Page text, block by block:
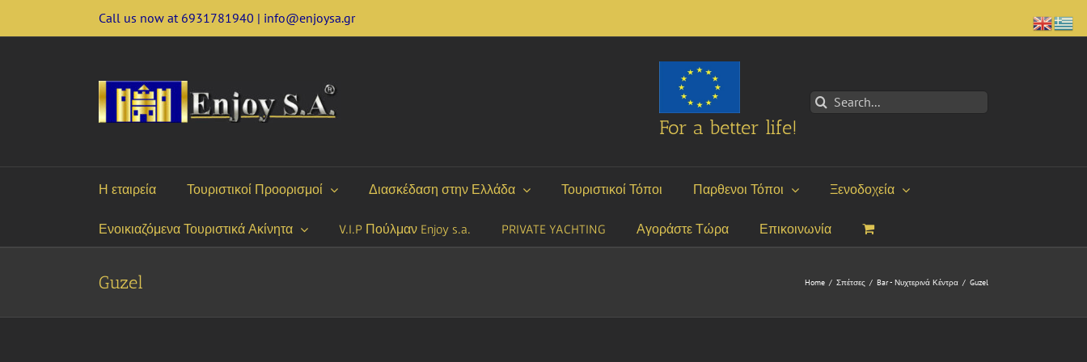
Call us now at 6931781940 | info@enjoysa.gr
For a better life!
Search
for:
Η εταιρεία Τουριστικοί Προορισμοί Διασκέδαση στην Ελλάδα Τουριστικοί Τόποι Παρθενοι Τόποι Ξενοδοχεία
Ενοικιαζόμενα Τουριστικά Ακίνητα V.I.P Πούλμαν Enjoy s.a. PRIVATE YACHTING Αγοράστε Τώρα Επικοινωνία
Guzel Home / Σπέτσες / Bar - Νυχτερινά Κέντρα / Guzel